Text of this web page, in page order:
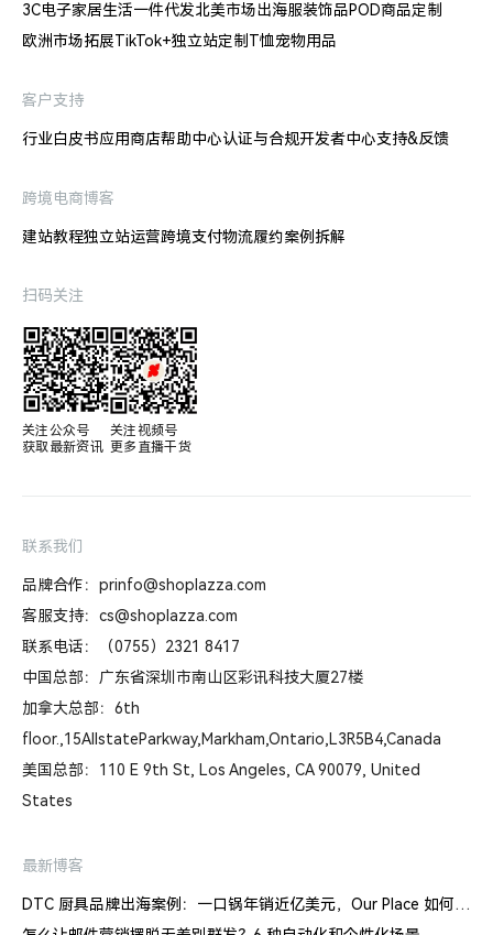
3C电子家居生活一件代发北美市场出海服装饰品POD商品定制
欧洲市场拓展TikTok+独立站定制T恤宠物用品
客户支持
行业白皮书应用商店帮助中心认证与合规开发者中心支持&反馈
跨境电商博客
建站教程独立站运营跨境支付物流履约案例拆解
扫码关注
关注公众号
获取最新资讯
关注视频号
更多直播干货
联系我们
品牌合作：prinfo@shoplazza.com
客服支持：cs@shoplazza.com
联系电话：（0755）2321 8417
中国总部：广东省深圳市南山区彩讯科技大厦27楼
加拿大总部：6th
floor.,15AllstateParkway,Markham,Ontario,L3R5B4,Canada
美国总部：110 E 9th St, Los Angeles, CA 90079, United
States
最新博客
DTC 厨具品牌出海案例：一口锅年销近亿美元，Our Place 如何建立信任体系